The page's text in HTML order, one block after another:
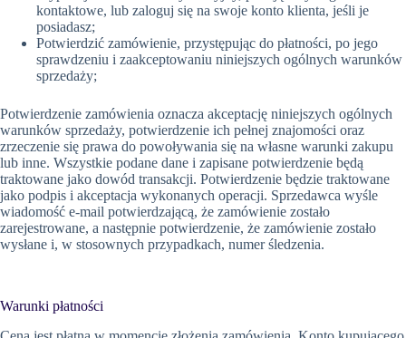
kontaktowe, lub zaloguj się na swoje konto klienta, jeśli je
posiadasz;
Potwierdzić zamówienie, przystępując do płatności, po jego
sprawdzeniu i zaakceptowaniu niniejszych ogólnych warunków
sprzedaży;
Potwierdzenie zamówienia oznacza akceptację niniejszych ogólnych
warunków sprzedaży, potwierdzenie ich pełnej znajomości oraz
zrzeczenie się prawa do powoływania się na własne warunki zakupu
lub inne. Wszystkie podane dane i zapisane potwierdzenie będą
traktowane jako dowód transakcji. Potwierdzenie będzie traktowane
jako podpis i akceptacja wykonanych operacji. Sprzedawca wyśle
wiadomość e-mail potwierdzającą, że zamówienie zostało
zarejestrowane, a następnie potwierdzenie, że zamówienie zostało
wysłane i, w stosownych przypadkach, numer śledzenia.
Warunki płatności